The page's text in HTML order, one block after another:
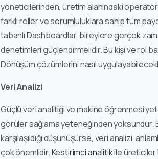
yöneticilerinden, üretim alanındaki
farklı roller ve sorumluluklara sahip tüm
tabanlı Dashboardlar, bireylere gerçek
denetimleri güçlendirmelidir. Bu kişi ve rol
Dönüşüm çözümlerini nasıl
Veri Analizi
Güçlü veri analitiği ve makine öğrenmesi
görüler sağlama yeteneğinden
karşılaşıldığı düşünüşürse, veri analizi,
çok önemlidir.Kestirimci analitikile üreticiler